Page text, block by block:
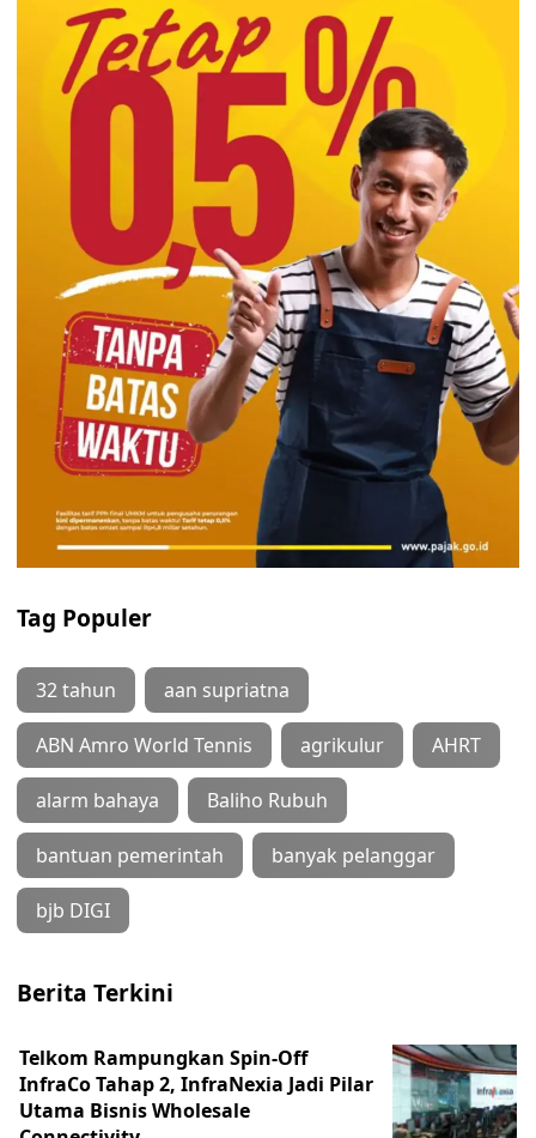
Tag Populer
32 tahun aan supriatna
ABN Amro World Tennis agrikulur AHRT
alarm bahaya Baliho Rubuh
bantuan pemerintah banyak pelanggar
bjb DIGI
Berita Terkini
Telkom Rampungkan Spin-Off
InfraCo Tahap 2, InfraNexia Jadi Pilar
Utama Bisnis Wholesale